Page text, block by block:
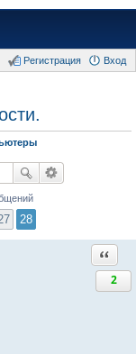
Вход
Регистрация
28
2